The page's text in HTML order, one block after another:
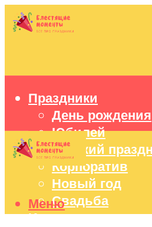
Праздники
День рождения
Юбилей
Детский
Корпоратив
Новый год
Свадьба
Идеи подарков
Меню